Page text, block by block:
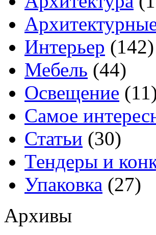
Интерьер (142)
Мебель (44)
Освещение
Самое
Статьи (30)
Тендеры и
Упаковка (27)
Архивы